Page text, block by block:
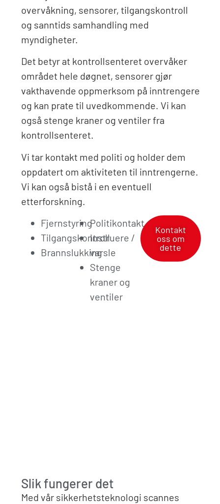
overvåkning, sensorer, tilgangskontroll
og sanntids samhandling med
myndigheter.
Det betyr at kontrollsenteret overvåker
området hele døgnet, sensorer gjør
vakthavende oppmerksom på inntrengere
og kan prate til uvedkommende. Vi kan
også stenge kraner og ventiler fra
kontrollsenteret.
Vi tar kontakt med politi og holder dem
oppdatert om aktiviteten til inntrengerne.
Vi kan også bistå i en eventuell
etterforskning.
Fjernstyring
Tilgangskontroll
Brannslukking
Politikontakt
Instruere /
varsle
Stenge
kraner og
ventiler
Kontakt
oss om
dette
Slik fungerer det
Med vår sikkerhetsteknologi scannes